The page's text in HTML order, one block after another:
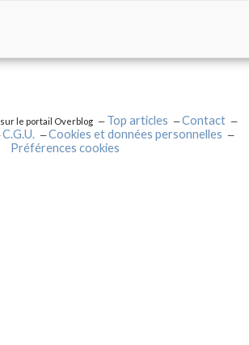
sur le portail Overblog Top articles
Contact
C.G.U.
Cookies et données personnelles
Préférences cookies